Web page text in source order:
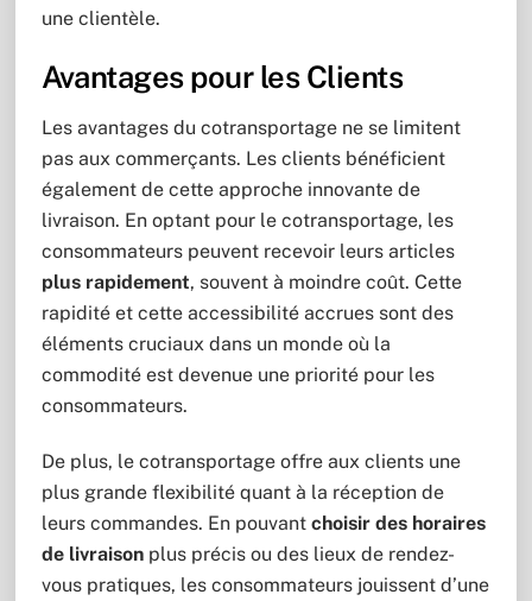
une clientèle.
Avantages pour les Clients
Les avantages du cotransportage ne se limitent
pas aux commerçants. Les clients bénéficient
également de cette approche innovante de
livraison. En optant pour le cotransportage, les
consommateurs peuvent recevoir leurs articles
plus rapidement, souvent à moindre coût. Cette
rapidité et cette accessibilité accrues sont des
éléments cruciaux dans un monde où la
commodité est devenue une priorité pour les
consommateurs.
De plus, le cotransportage offre aux clients une
plus grande flexibilité quant à la réception de
leurs commandes. En pouvant choisir des horaires
de livraisonplus précis ou des lieux de rendez-
vous pratiques, les consommateurs jouissent d’une